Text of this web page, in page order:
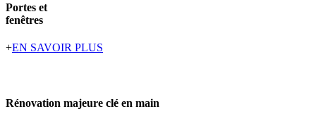
Portes et
fenêtres
+EN SAVOIR PLUS
Rénovation majeure clé en main